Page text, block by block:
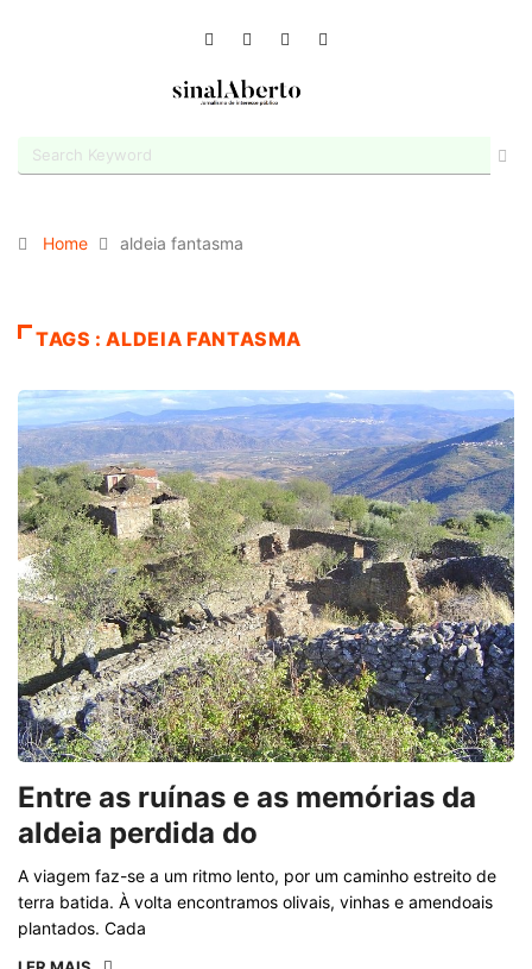
Home aldeia fantasma
TAGS : ALDEIA FANTASMA
Entre as ruínas e as memórias da
aldeia perdida do
A viagem faz-se a um ritmo lento, por um caminho estreito de
terra batida. À volta encontramos olivais, vinhas e amendoais
plantados. Cada